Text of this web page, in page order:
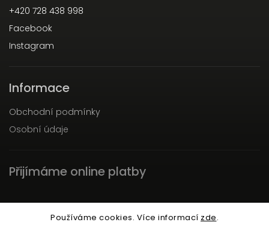
Používáme cookies. Více informací zde.
+420 728 438 998
Facebook
Instagram
Informace
Obchodní podmínky
Osobní údaje
Přijímáme online platby